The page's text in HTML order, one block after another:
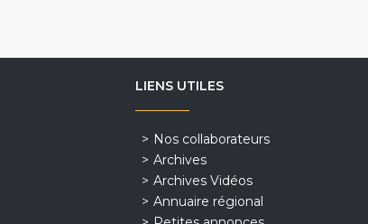
LIENS UTILES
Nos collaborateurs
Archives
Archives Vidéos
Annuaire régional